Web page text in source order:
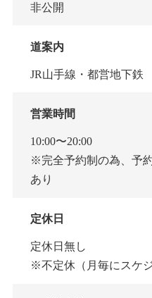
非公開
道案内
JR山手線・都営地下
営業時間
10:00〜20:00
※完全予約制の為、予
あり
定休日
定休日無し
※不定休（月毎にスケ